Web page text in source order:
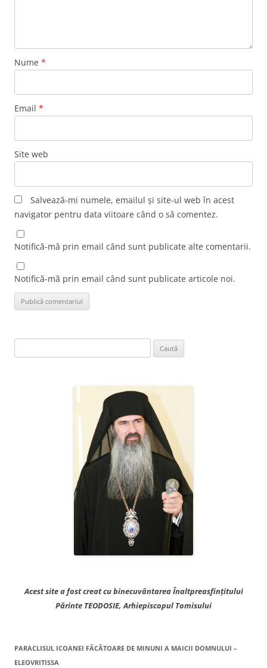
Nume *
Email *
Site web
Salvează-mi numele, emailul și site-ul web în acest
navigator pentru data viitoare când o să comentez.
Notifică-mă prin email când sunt publicate alte comentarii.
Notifică-mă prin email când sunt publicate articole noi.
după:
Acest site a fost creat cu binecuvântarea Înaltpreasfințitului
Părinte TEODOSIE, Arhiepiscopul Tomisului
PARACLISUL ICOANEI FĂCĂTOARE DE MINUNI A MAICII DOMNULUI –
ELEOVRITISSA